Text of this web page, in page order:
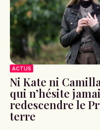
ACTUS
Ni Kate ni
qui n’hésite
redescendre le
terre